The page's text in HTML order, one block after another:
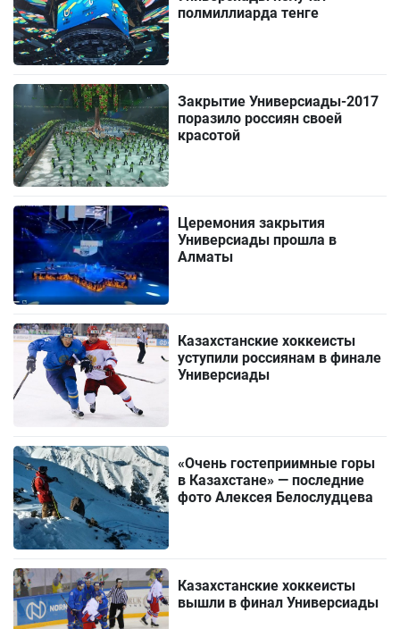
полмиллиарда тенге
Закрытие Универсиады-2017
поразило россиян своей
красотой
Церемония закрытия
Универсиады прошла в
Алматы
Казахстанские хоккеисты
уступили россиянам в финале
Универсиады
«Очень гостеприимные горы
в Казахстане» — последние
фото Алексея Белослудцева
Казахстанские хоккеисты
вышли в финал Универсиады